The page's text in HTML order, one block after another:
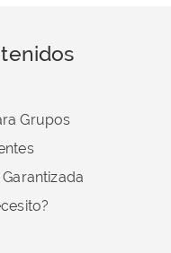
Grupos